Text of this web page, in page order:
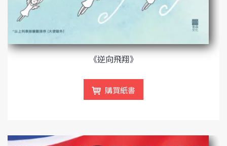
《逆向飛翔》
購買紙書